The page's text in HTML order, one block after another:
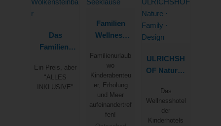
Das
Familien-
Wolkenstein
bär
Ein Preis, aber
"ALLES
INKLUSIVE"
Familien
Wellness
Seeklause
Familienurlaub
wo
Kinderabenteu
er, Erholung
und Meer
aufeinandertref
fen!
ULRICHSH
OF Nature ·
Design
Das
Wellnesshotel
der
Kinderhotels